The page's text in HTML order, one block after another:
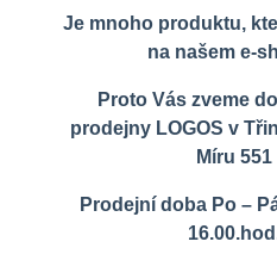
Je mnoho produktu,
na našem e-
Proto Vás zveme
prodejny LOGOS v
Míru 551
Prodejní doba Po –